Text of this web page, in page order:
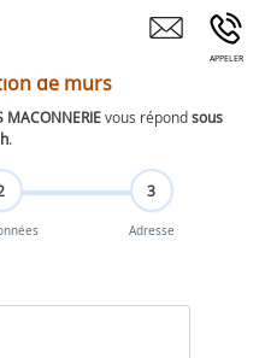
Maçonnerie Construction Rénovation
de murs
MACONNERIEvous répondsous
.
3
Adresse